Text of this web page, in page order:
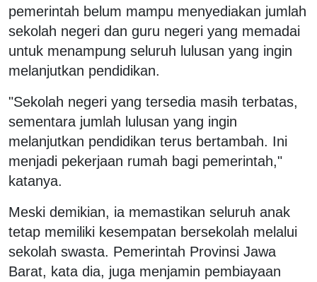
pemerintah belum mampu menyediakan jumlah
sekolah negeri dan guru negeri yang memadai
untuk menampung seluruh lulusan yang ingin
melanjutkan pendidikan.
"Sekolah negeri yang tersedia masih terbatas,
sementara jumlah lulusan yang ingin
melanjutkan pendidikan terus bertambah. Ini
menjadi pekerjaan rumah bagi pemerintah,"
katanya.
Meski demikian, ia memastikan seluruh anak
tetap memiliki kesempatan bersekolah melalui
sekolah swasta. Pemerintah Provinsi Jawa
Barat, kata dia, juga menjamin pembiayaan